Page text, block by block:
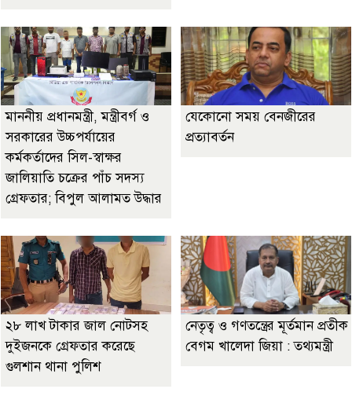
মাননীয় প্রধানমন্ত্রী, মন্ত্রীবর্গ ও
সরকারের উচ্চপর্যায়ের
কর্মকর্তাদের সিল-স্বাক্ষর
জালিয়াতি চক্রের পাঁচ সদস্য
গ্রেফতার; বিপুল আলামত উদ্ধার
যেকোনো সময় বেনজীরের
প্রত্যাবর্তন
২৮ লাখ টাকার জাল নোটসহ
দুইজনকে গ্রেফতার করেছে
গুলশান থানা পুলিশ
নেতৃত্ব ও গণতন্ত্রের মূর্তমান প্রতীক
বেগম খালেদা জিয়া : তথ্যমন্ত্রী